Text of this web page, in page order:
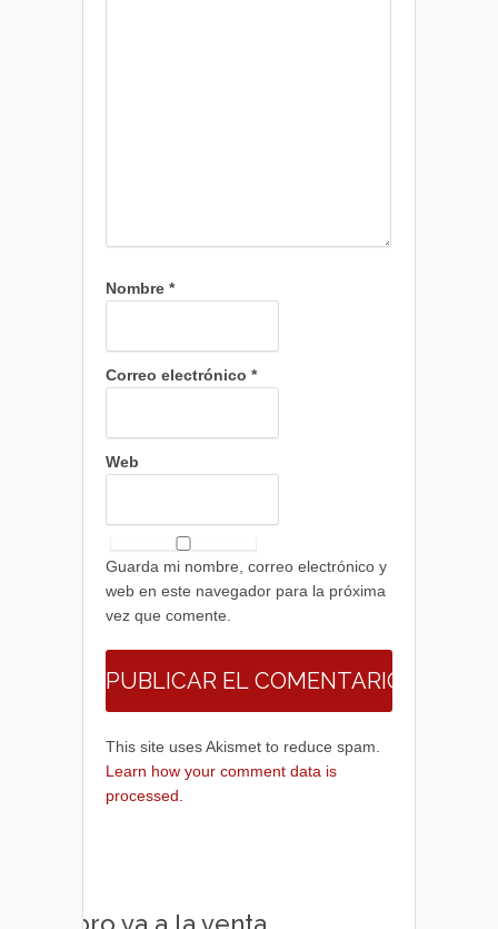
Nombre *
Correo electrónico *
Web
Guarda mi nombre, correo electrónico y
web en este navegador para la próxima
vez que comente.
This site uses Akismet to reduce spam.
Learn how your comment data is
processed.
Libro ya a la venta